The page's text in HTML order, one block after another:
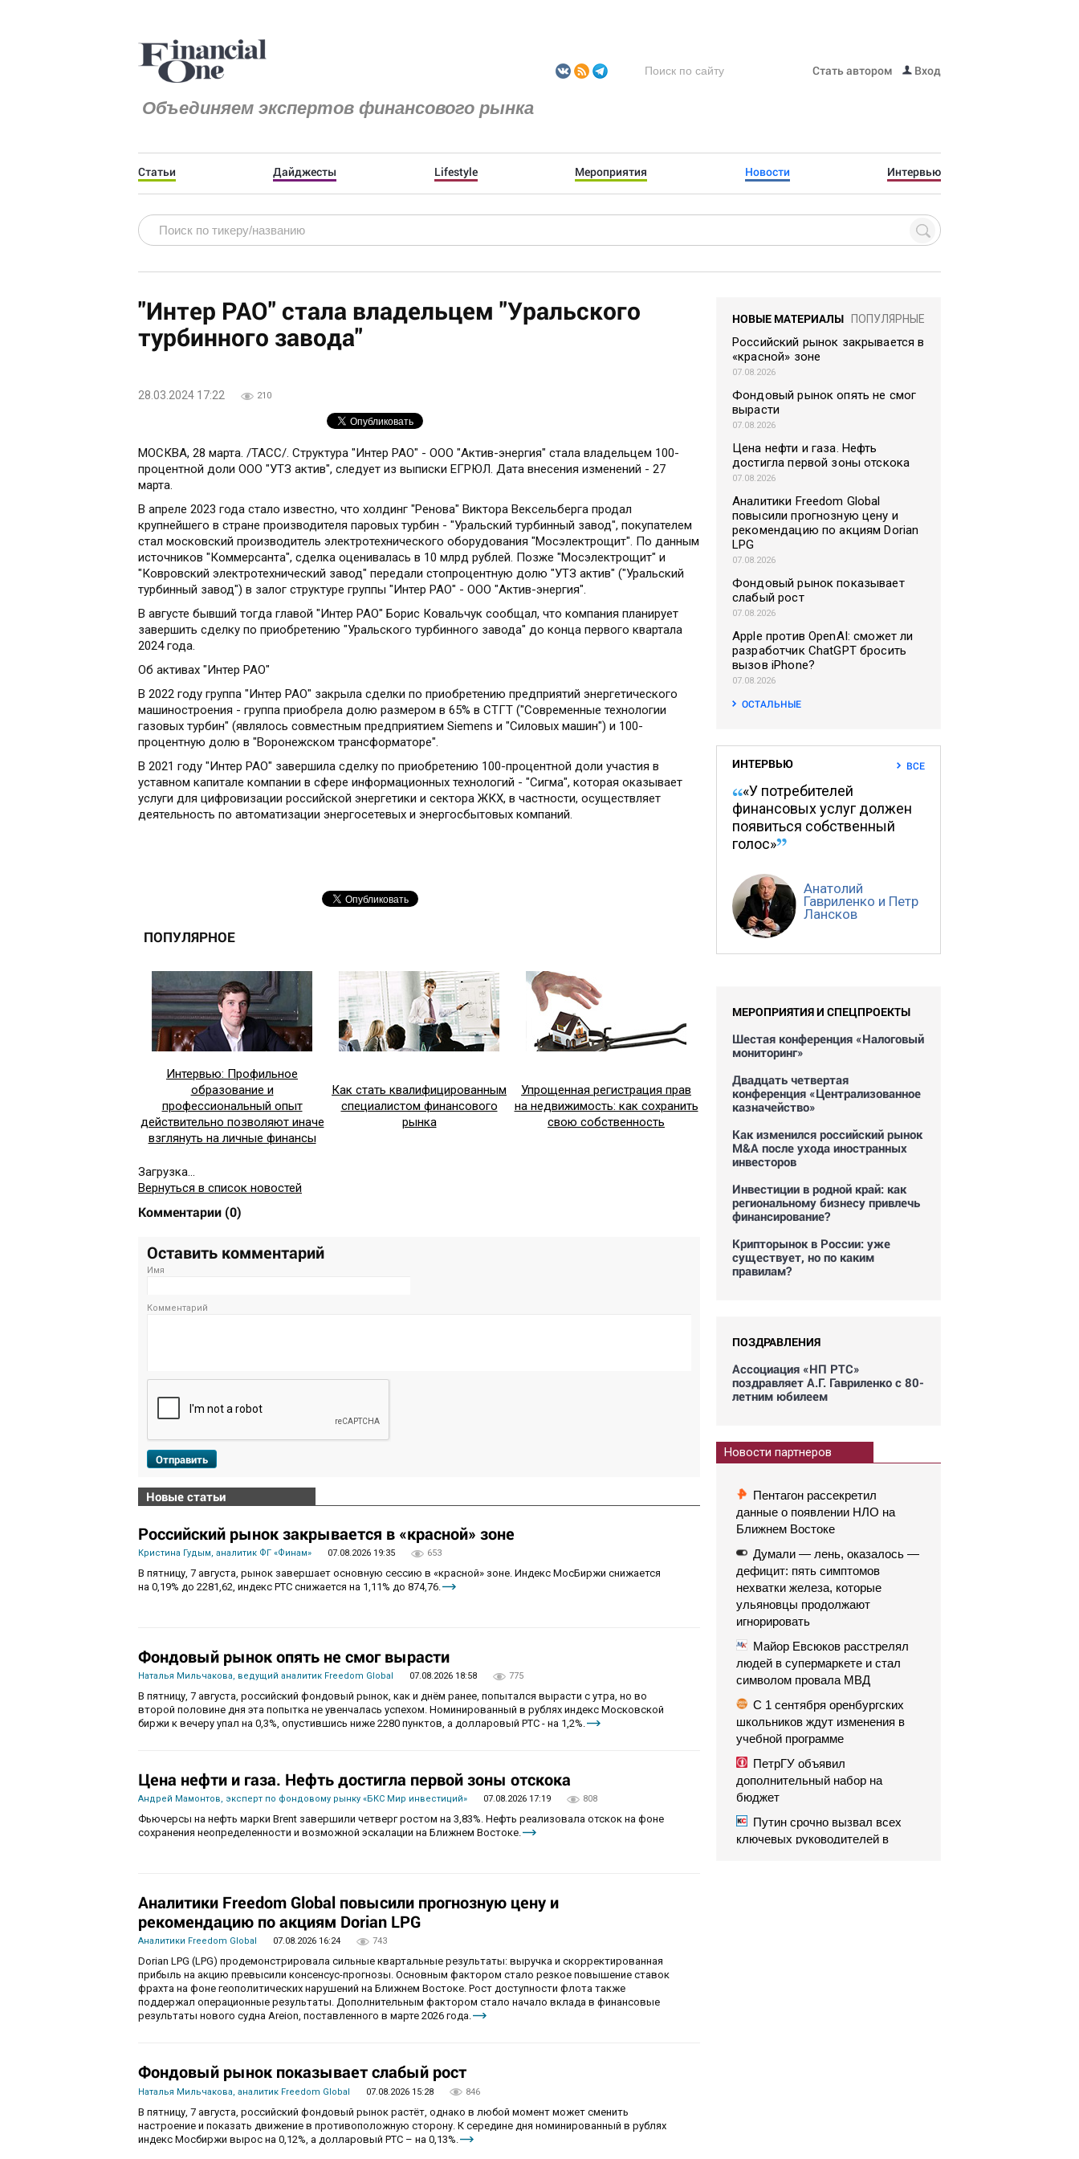
Объединяем экспертов финансового рынка
Стать автором Вход
Статьи Дайджесты Lifestyle Мероприятия Новости Интервью
"Интер РАО" стала владельцем "Уральского
турбинного завода"
28.03.2024 17:22 210
МОСКВА, 28 марта. /ТАСС/. Структура "Интер РАО" - ООО "Актив-энергия" стала владельцем 100-
процентной доли ООО "УТЗ актив", следует из выписки ЕГРЮЛ. Дата внесения изменений - 27
марта.
В апреле 2023 года стало известно, что холдинг "Ренова" Виктора Вексельберга продал
крупнейшего в стране производителя паровых турбин - "Уральский турбинный завод", покупателем
стал московский производитель электротехнического оборудования "Мосэлектрощит". По данным
источников "Коммерсанта", сделка оценивалась в 10 млрд рублей. Позже "Мосэлектрощит" и
"Ковровский электротехнический завод" передали стопроцентную долю "УТЗ актив" ("Уральский
турбинный завод") в залог структуре группы "Интер РАО" - ООО "Актив-энергия".
В августе бывший тогда главой "Интер РАО" Борис Ковальчук сообщал, что компания планирует
завершить сделку по приобретению "Уральского турбинного завода" до конца первого квартала
2024 года.
Об активах "Интер РАО"
В 2022 году группа "Интер РАО" закрыла сделки по приобретению предприятий энергетического
машиностроения - группа приобрела долю размером в 65% в СТГТ ("Современные технологии
газовых турбин" (являлось совместным предприятием Siemens и "Силовых машин") и 100-
процентную долю в "Воронежском трансформаторе".
В 2021 году "Интер РАО" завершила сделку по приобретению 100-процентной доли участия в
уставном капитале компании в сфере информационных технологий - "Сигма", которая оказывает
услуги для цифровизации российской энергетики и сектора ЖКХ, в частности, осуществляет
деятельность по автоматизации энергосетевых и энергосбытовых компаний.
ПОПУЛЯРНОЕ
Интервью: Профильное
образование и
профессиональный опыт
действительно позволяют иначе
взглянуть на личные финансы
Как стать квалифицированным
специалистом финансового
рынка
Упрощенная регистрация прав
на недвижимость: как сохранить
свою собственность
Загрузка...
Вернуться в список новостей
Комментарии (0)
Оставить комментарий
Имя
Комментарий
Отправить
Новые статьи
Российский рынок закрывается в «красной» зоне
Кристина Гудым, аналитик ФГ «Финам» 07.08.2026 19:35 653
В пятницу, 7 августа, рынок завершает основную сессию в «красной» зоне. Индекс МосБиржи снижается
на 0,19% до 2281,62, индекс РТС снижается на 1,11% до 874,76.
Фондовый рынок опять не смог вырасти
Наталья Мильчакова, ведущий аналитик Freedom Global 07.08.2026 18:58 775
В пятницу, 7 августа, российский фондовый рынок, как и днём ранее, попытался вырасти с утра, но во
второй половине дня эта попытка не увенчалась успехом. Номинированный в рублях индекс Московской
биржи к вечеру упал на 0,3%, опустившись ниже 2280 пунктов, а долларовый РТС - на 1,2%.
Цена нефти и газа. Нефть достигла первой зоны отскока
Андрей Мамонтов, эксперт по фондовому рынку «БКС Мир инвестиций» 07.08.2026 17:19 808
Фьючерсы на нефть марки Brent завершили четверг ростом на 3,83%. Нефть реализовала отскок на фоне
сохранения неопределенности и возможной эскалации на Ближнем Востоке.
Аналитики Freedom Global повысили прогнозную цену и
рекомендацию по акциям Dorian LPG
Аналитики Freedom Global 07.08.2026 16:24 743
Dorian LPG (LPG) продемонстрировала сильные квартальные результаты: выручка и скорректированная
прибыль на акцию превысили консенсус-прогнозы. Основным фактором стало резкое повышение ставок
фрахта на фоне геополитических нарушений на Ближнем Востоке. Рост доступности флота также
поддержал операционные результаты. Дополнительным фактором стало начало вклада в финансовые
результаты нового судна Areion, поставленного в марте 2026 года.
Фондовый рынок показывает слабый рост
Наталья Мильчакова, аналитик Freedom Global 07.08.2026 15:28 846
В пятницу, 7 августа, российский фондовый рынок растёт, однако в любой момент может сменить
настроение и показать движение в противоположную сторону. К середине дня номинированный в рублях
индекс Мосбиржи вырос на 0,12%, а долларовый РТС – на 0,13%.
НОВЫЕ МАТЕРИАЛЫ ПОПУЛЯРНЫЕ
Российский рынок закрывается в
«красной» зоне
07.08.2026
Фондовый рынок опять не смог
вырасти
07.08.2026
Цена нефти и газа. Нефть
достигла первой зоны отскока
07.08.2026
Аналитики Freedom Global
повысили прогнозную цену и
рекомендацию по акциям Dorian
LPG
07.08.2026
Фондовый рынок показывает
слабый рост
07.08.2026
Apple против OpenAI: сможет ли
разработчик ChatGPT бросить
вызов iPhone?
07.08.2026
ОСТАЛЬНЫЕ
ИНТЕРВЬЮ ВСЕ
«У потребителей
финансовых услуг должен
появиться собственный
голос»
Анатолий
Гавриленко и Петр
Лансков
МЕРОПРИЯТИЯ И СПЕЦПРОЕКТЫ
Шестая конференция «Налоговый
мониторинг»
Двадцать четвертая
конференция «Централизованное
казначейство»
Как изменился российский рынок
M&A после ухода иностранных
инвесторов
Инвестиции в родной край: как
региональному бизнесу привлечь
финансирование?
Крипторынок в России: уже
существует, но по каким
правилам?
ПОЗДРАВЛЕНИЯ
Ассоциация «НП РТС»
поздравляет А.Г. Гавриленко с 80-
летним юбилеем
Новости партнеров
Пентагон рассекретил
данные о появлении НЛО на
Ближнем Востоке
Думали — лень, оказалось —
дефицит: пять симптомов
нехватки железа, которые
ульяновцы продолжают
игнорировать
Майор Евсюков расстрелял
людей в супермаркете и стал
символом провала МВД
С 1 сентября оренбургских
школьников ждут изменения в
учебной программе
ПетрГУ объявил
дополнительный набор на
бюджет
Путин срочно вызвал всех
ключевых руководителей в